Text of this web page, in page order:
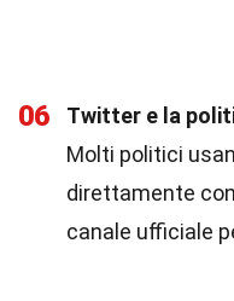
06
Twitter e la
Molti politici
direttamente
canale ufficiale